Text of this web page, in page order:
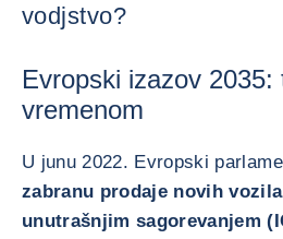
vodjstvo?
Evropski izazov 2035:
vremenom
U junu 2022. Evropski
zabranu prodaje novih
unutrašnjim sagorevanjem